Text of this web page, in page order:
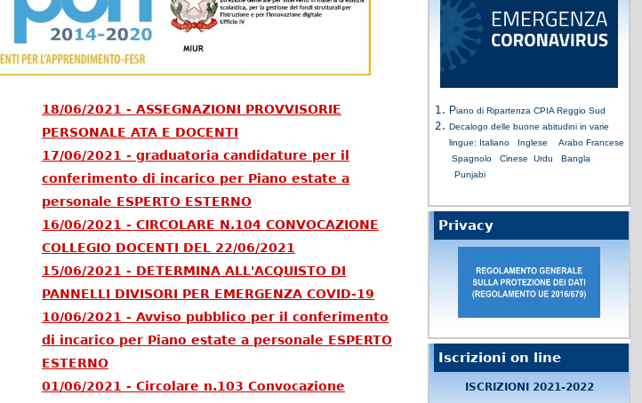
18/06/2021 - ASSEGNAZIONI PROVVISORIE
PERSONALE ATA E DOCENTI
17/06/2021 - graduatoria candidature per il
conferimento di incarico per Piano estate a
personale ESPERTO ESTERNO
16/06/2021 - CIRCOLARE N.104 CONVOCAZIONE
COLLEGIO DOCENTI DEL 22/06/2021
15/06/2021 - DETERMINA ALL'ACQUISTO DI
PANNELLI DIVISORI PER EMERGENZA COVID-19
10/06/2021 - Avviso pubblico per il conferimento
di incarico per Piano estate a personale ESPERTO
ESTERNO
01/06/2021 - Circolare n.103 Convocazione
Piano di Ripartenza CPIA Reggio Sud
Decalogo delle buone abitudini in varie
lingue: Italiano Inglese Arabo Francese
Spagnolo
Cinese Urdu
Bangla
Punjabi
Privacy
Iscrizioni on line
ISCRIZIONI 2021-2022